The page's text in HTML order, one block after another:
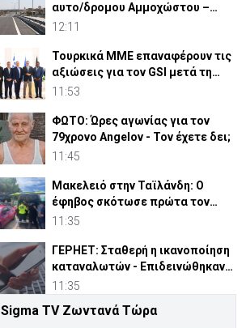
αυτο/δρομου Αμμοχώστου –
Λάρνακας λόγω οδικών έργων
12:11
Τουρκικά ΜΜΕ επαναφέρουν τις
αξιώσεις για τον GSI μετά τη
συμφωνία Meridiam
11:53
ΦΩΤΟ: Ώρες αγωνίας για τον
79χρονο Angelov - Τον έχετε δει;
11:45
Μακελειό στην Ταϊλάνδη: Ο
έφηβος σκότωσε πρώτα τον
παππού και τη γιαγιά του
11:35
ΓΕΡΗΕΤ: Σταθερή η ικανοποίηση
καταναλωτών - Επιδεινώθηκαν
οι υπηρεσίες δικτύου
11:35
«Δεν το πιστεύουμε», λένε οι
Sigma TV Ζωντανά Τώρα